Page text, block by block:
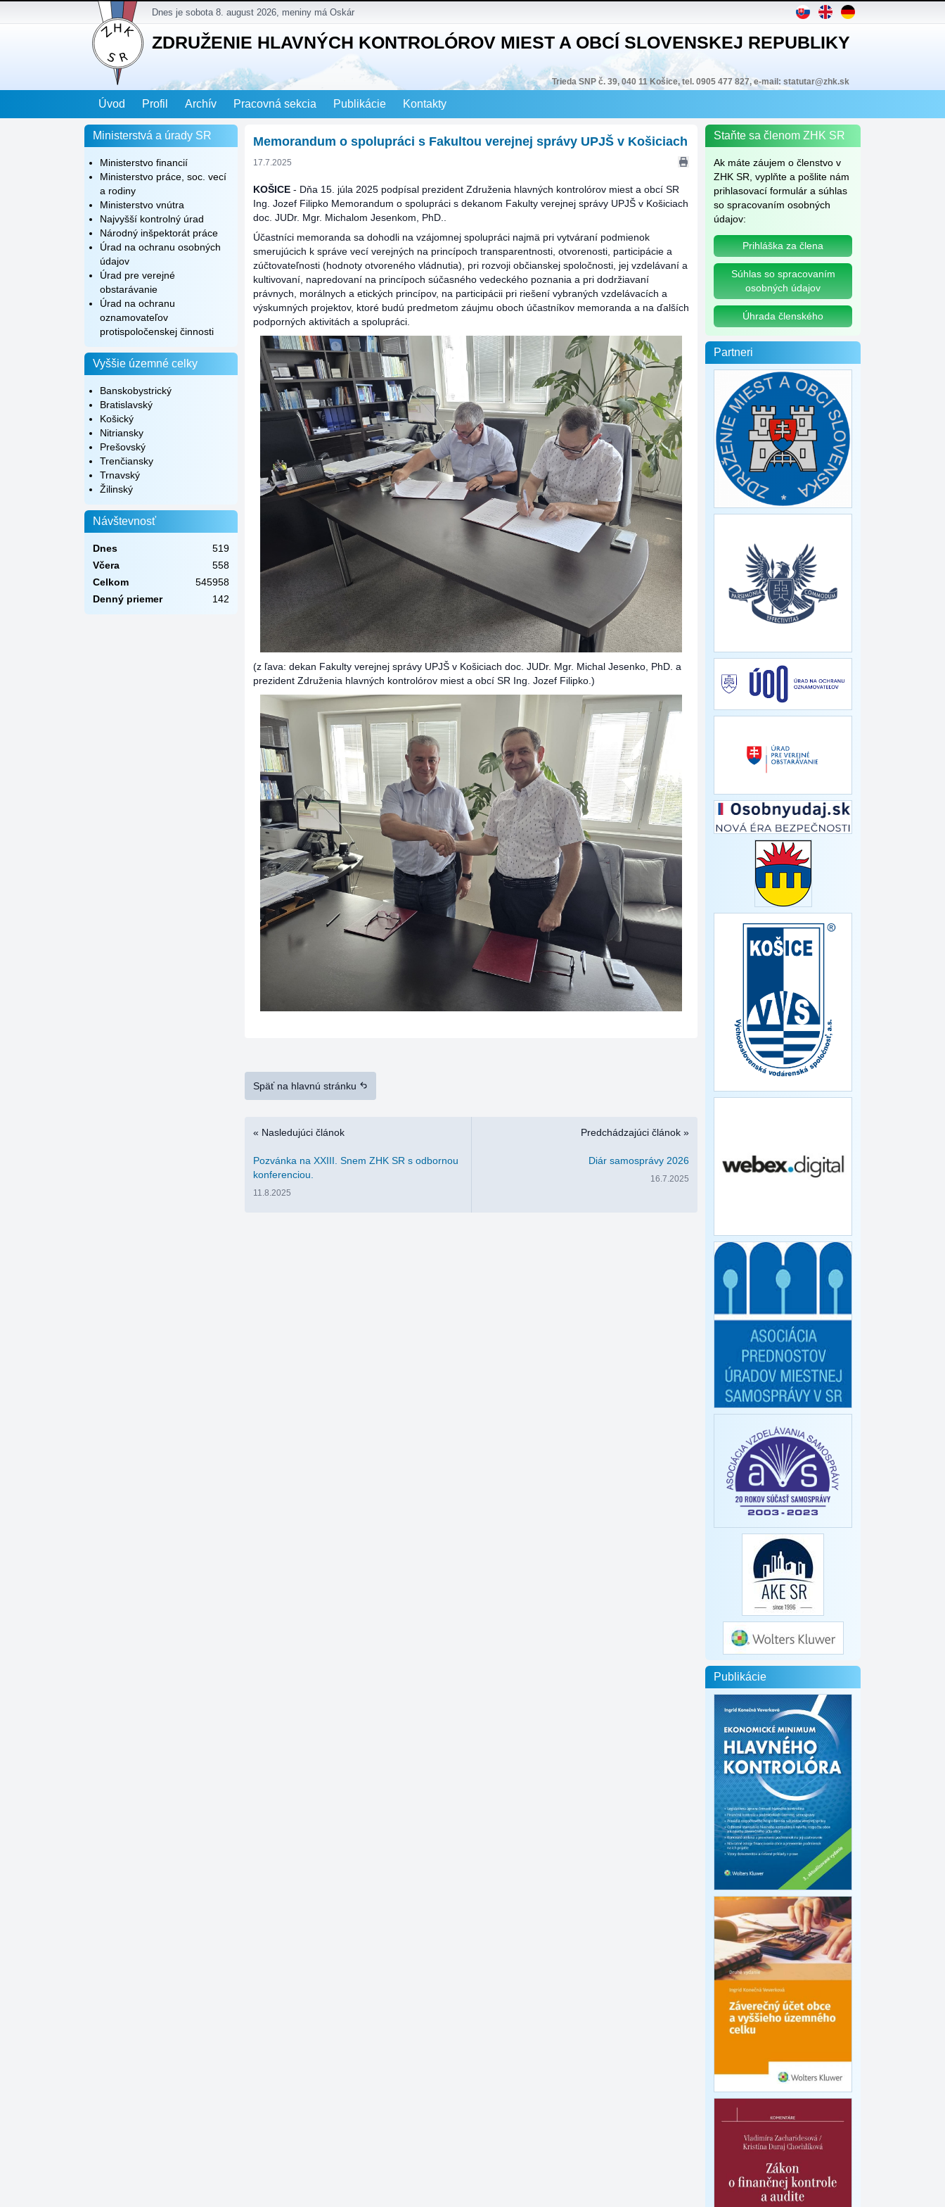
Dnes je sobota 8. august 2026, meniny má Oskár
ZDRUŽENIE HLAVNÝCH KONTROLÓROV MIEST A OBCÍ SLOVENSKEJ REPUBLIKY
Trieda SNP č. 39, 040 11 Košice, tel. 0905 477 827, e-mail: statutar@zhk.sk
Úvod Profil Archív Pracovná sekcia Publikácie Kontakty
Ministerstvá a úrady SR
Ministerstvo financií
Ministerstvo práce, soc. vecí
a rodiny
Ministerstvo vnútra
Najvyšší kontrolný úrad
Národný inšpektorát práce
Úrad na ochranu osobných
údajov
Úrad pre verejné
obstarávanie
Úrad na ochranu
oznamovateľov
protispoločenskej činnosti
Vyššie územné celky
Banskobystrický
Bratislavský
Košický
Nitriansky
Prešovský
Trenčiansky
Trnavský
Žilinský
Návštevnosť
Dnes
519
Včera
558
Celkom
545958
Denný priemer
142
Memorandum o spolupráci s Fakultou verejnej správy UPJŠ v Košiciach
17.7.2025
KOŠICE - Dňa 15. júla 2025 podpísal prezident Združenia hlavných kontrolórov miest a obcí SR
Ing. Jozef Filipko Memorandum o spolupráci s dekanom Fakulty verejnej správy UPJŠ v Košiciach
doc. JUDr. Mgr. Michalom Jesenkom, PhD..
Účastníci memoranda sa dohodli na vzájomnej spolupráci najmä pri vytváraní podmienok
smerujúcich k správe vecí verejných na princípoch transparentnosti, otvorenosti, participácie a
zúčtovateľnosti (hodnoty otvoreného vládnutia), pri rozvoji občianskej spoločnosti, jej vzdelávaní a
kultivovaní, napredovaní na princípoch súčasného vedeckého poznania a pri dodržiavaní
právnych, morálnych a etických princípov, na participácii pri riešení vybraných vzdelávacích a
výskumných projektov, ktoré budú predmetom záujmu oboch účastníkov memoranda a na ďalších
podporných aktivitách a spolupráci.
(z ľava: dekan Fakulty verejnej správy UPJŠ v Košiciach doc. JUDr. Mgr. Michal Jesenko, PhD. a
prezident Združenia hlavných kontrolórov miest a obcí SR Ing. Jozef Filipko.)
Späť na hlavnú stránku
« Nasledujúci článok
Pozvánka na XXIII. Snem ZHK SR s odbornou
konferenciou.
11.8.2025
Predchádzajúci článok »
Diár samosprávy 2026
16.7.2025
Staňte sa členom ZHK SR
Ak máte záujem o členstvo v
ZHK SR, vyplňte a pošlite nám
prihlasovací formulár a súhlas
so spracovaním osobných
údajov:
Prihláška za člena
Súhlas so spracovaním
osobných údajov
Úhrada členského
Partneri
Publikácie